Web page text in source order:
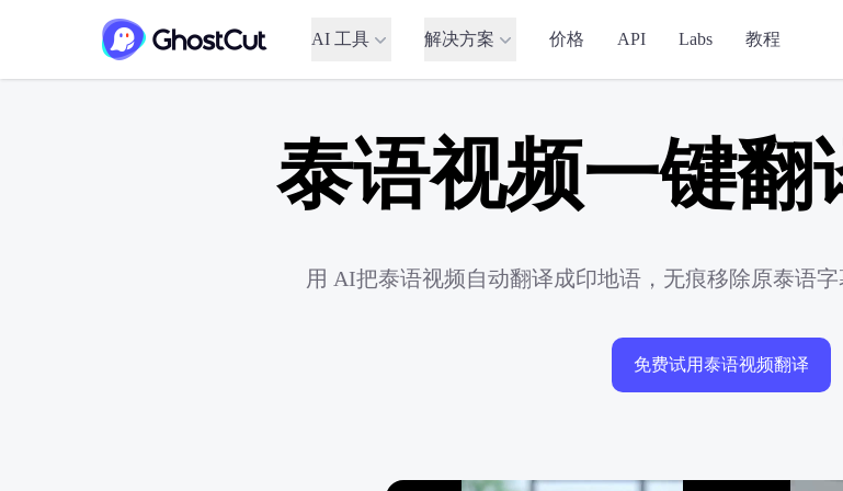
AI 工具 解决方案 价格 API Labs 教程
泰语视频一键翻
用 AI把泰语视频自动翻译成印地语，无痕移除原泰语
免费试用泰语视频翻译